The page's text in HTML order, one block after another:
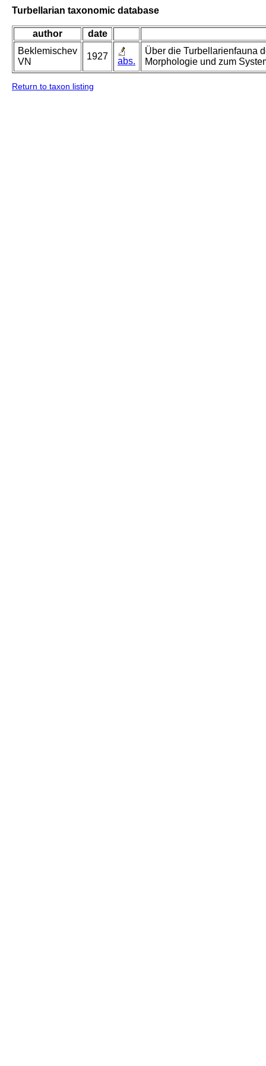
Turbellarian taxonomic database
author
date
Beklemischev
VN
1927 abs.
Über die Turbellarienfauna
Morphologie und zum
Return to taxon listing